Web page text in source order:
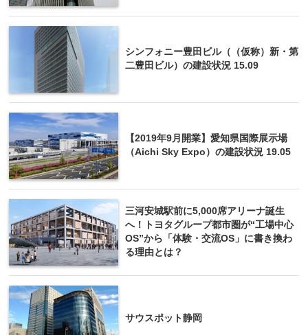
シンフォニー豊田ビル（（仮称）新・第
二豊田ビル）の建設状況 15.09
【2019年9月開業】愛知県国際展示場
（Aichi Sky Expo）の建設状況 19.05
三河安城駅前に5,000席アリーナ誕生
へ！トヨタグループ都市圏が“工場中心
OS”から「体験・交流OS」に書き換わ
る理由とは？
サウスポット静岡